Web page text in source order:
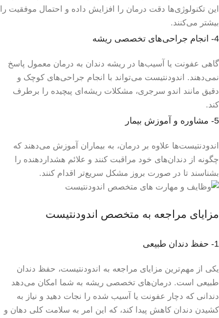
این تکنولوژی‌ها دقت درمان را افزایش داده و احتمال موفقیت را
بیشتر می‌کنند.
4- انجام جراحی‌های تخصصی ریشه
گاهی عفونت یا آسیب‌ها در ریشه دندان به درمان معمول پاسخ
نمی‌دهند. اندودنتیست می‌تواند با انجام جراحی‌های کوچک و
دقیق مانند اندو سرجری، مشکلات ریشه‌ای پیچیده را برطرف
کند.
5- مشاوره و آموزش بیمار
اندودنتیست‌ها علاوه بر درمان، به بیماران آموزش می‌دهند که
چگونه از دندان‌های خود مراقبت کنند و علائم هشداردهنده را
بشناسند تا در صورت بروز مشکل سریع‌تر اقدام کنند.
مزایای مراجعه به متخصص اندودنتیست
1- حفظ دندان طبیعی
یکی از مهم‌ترین مزایای مراجعه به اندودنتیست، حفظ دندان
طبیعی است. درمان‌های تخصصی ریشه به شما امکان می‌دهد
دندانی که دچار عفونت یا آسیب شده را نجات دهید و نیاز به
کشیدن دندان کاهش پیدا کند، که این امر به سلامت کلی دهان و